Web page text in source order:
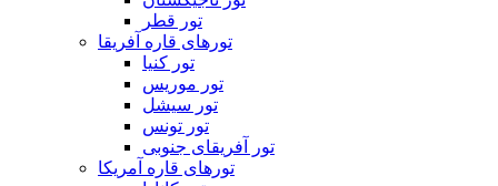
تور قطر
تورهای قاره آفریقا
تور کنیا
تور موریس
تور سیشل
تور تونس
تور آفریقای جنوبی
تورهای قاره آمریکا